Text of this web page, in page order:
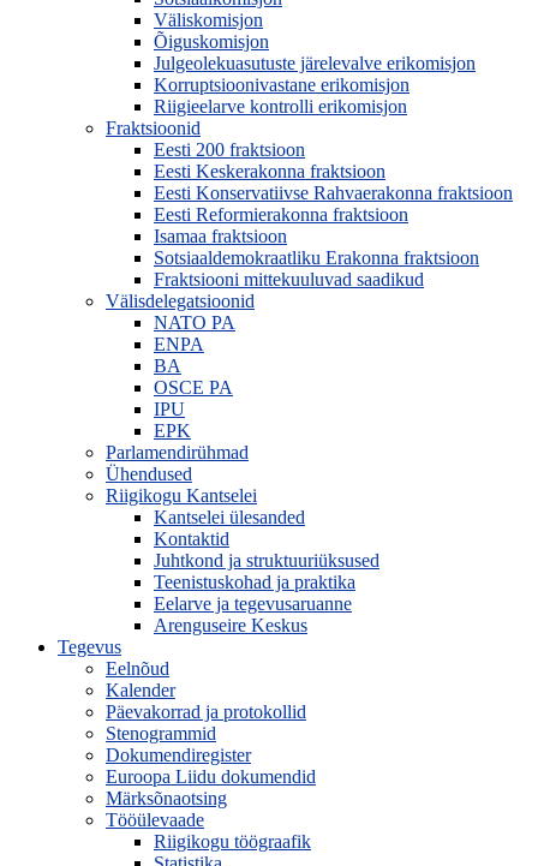
Väliskomisjon
Õiguskomisjon
Julgeolekuasutuste järelevalve erikomisjon
Korruptsioonivastane erikomisjon
Riigieelarve kontrolli erikomisjon
Fraktsioonid
Eesti 200 fraktsioon
Eesti Keskerakonna fraktsioon
Eesti Konservatiivse Rahvaerakonna fraktsioon
Eesti Reformierakonna fraktsioon
Isamaa fraktsioon
Sotsiaaldemokraatliku Erakonna fraktsioon
Fraktsiooni mittekuuluvad saadikud
Välisdelegatsioonid
NATO PA
ENPA
BA
OSCE PA
IPU
EPK
Parlamendirühmad
Ühendused
Riigikogu Kantselei
Kantselei ülesanded
Kontaktid
Juhtkond ja struktuuriüksused
Teenistuskohad ja praktika
Eelarve ja tegevusaruanne
Arenguseire Keskus
Tegevus
Eelnõud
Kalender
Päevakorrad ja protokollid
Stenogrammid
Dokumendiregister
Euroopa Liidu dokumendid
Märksõnaotsing
Tööülevaade
Riigikogu töögraafik